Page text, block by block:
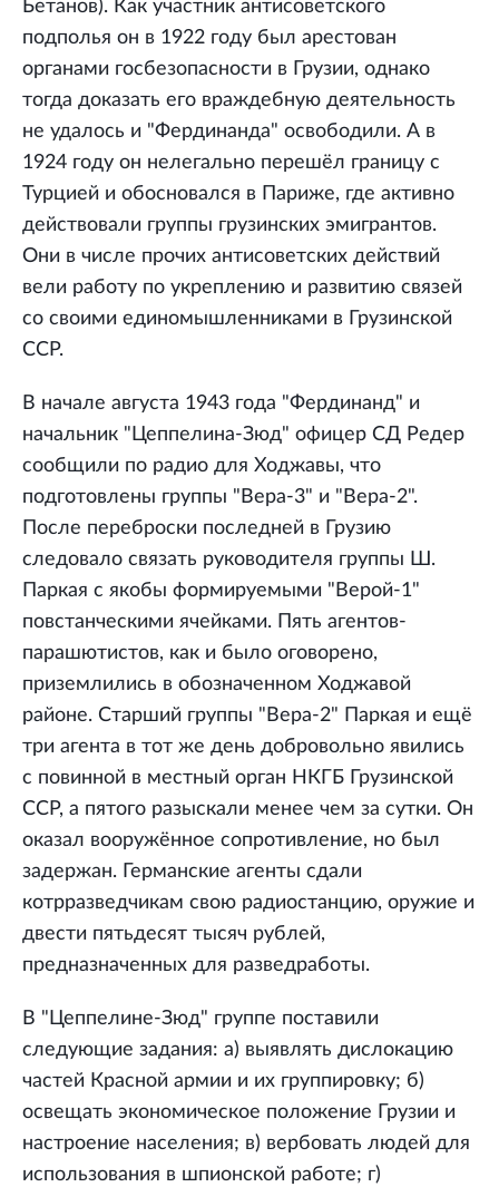
Бетанов). Как участник антисоветского
подполья он в 1922 году был арестован
органами госбезопасности в Грузии, однако
тогда доказать его враждебную деятельность
не удалось и "Фердинанда" освободили. А в
1924 году он нелегально перешёл границу с
Турцией и обосновался в Париже, где активно
действовали группы грузинских эмигрантов.
Они в числе прочих антисоветских действий
вели работу по укреплению и развитию связей
со своими единомышленниками в Грузинской
ССР.
В начале августа 1943 года "Фердинанд" и
начальник "Цеппелина-Зюд" офицер СД Редер
сообщили по радио для Ходжавы, что
подготовлены группы "Вера-3" и "Вера-2".
После переброски последней в Грузию
следовало связать руководителя группы Ш.
Паркая с якобы формируемыми "Верой-1"
повстанческими ячейками. Пять агентов-
парашютистов, как и было оговорено,
приземлились в обозначенном Ходжавой
районе. Старший группы "Вера-2" Паркая и ещё
три агента в тот же день добровольно явились
с повинной в местный орган НКГБ Грузинской
ССР, а пятого разыскали менее чем за сутки. Он
оказал вооружённое сопротивление, но был
задержан. Германские агенты сдали
котрразведчикам свою радиостанцию, оружие и
двести пятьдесят тысяч рублей,
предназначенных для разведработы.
В "Цеппелине-Зюд" группе поставили
следующие задания: а) выявлять дислокацию
частей Красной армии и их группировку; б)
освещать экономическое положение Грузии и
настроение населения; в) вербовать людей для
использования в шпионской работе; г)